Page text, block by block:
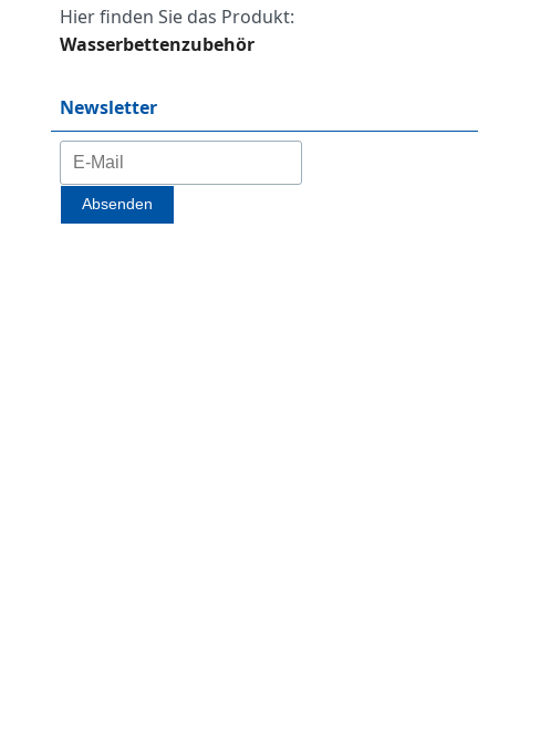
Hier finden Sie das Produkt:
Wasserbettenzubehör
Newsletter